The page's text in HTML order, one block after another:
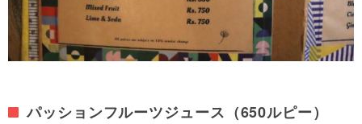
パッションフルーツジュース（650ルピー）